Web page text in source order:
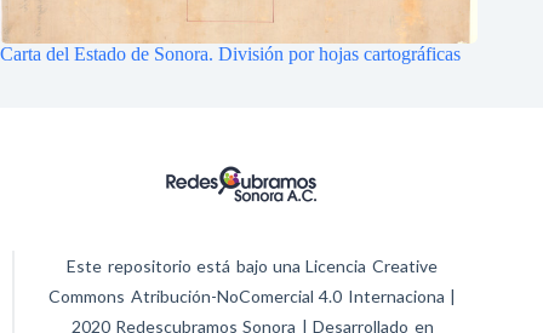
Carta del Estado de Sonora. División por hojas cartográficas
Este repositorio está bajo una Licencia Creative
Commons Atribución-NoComercial 4.0 Internaciona |
2020 Redescubramos Sonora | Desarrollado en